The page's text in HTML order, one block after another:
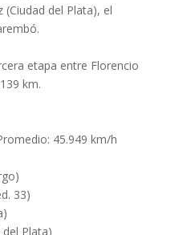
(Ciudad del Plata), el
etapa entre Florencio
km.
45.949 km/h
33)
Plata)